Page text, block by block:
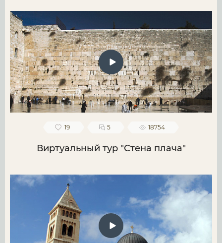
19 5 18754
Виртуальный тур "Стена плача"